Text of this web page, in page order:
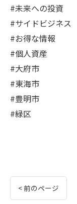
#未来への投資
#サイドビジネス
#お得な情報
#個人資産
#大府市
#東海市
#豊明市
#緑区
< 前のページ